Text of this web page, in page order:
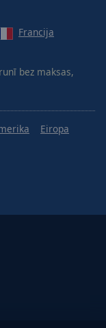
Francija
bez maksas,
Eiropa